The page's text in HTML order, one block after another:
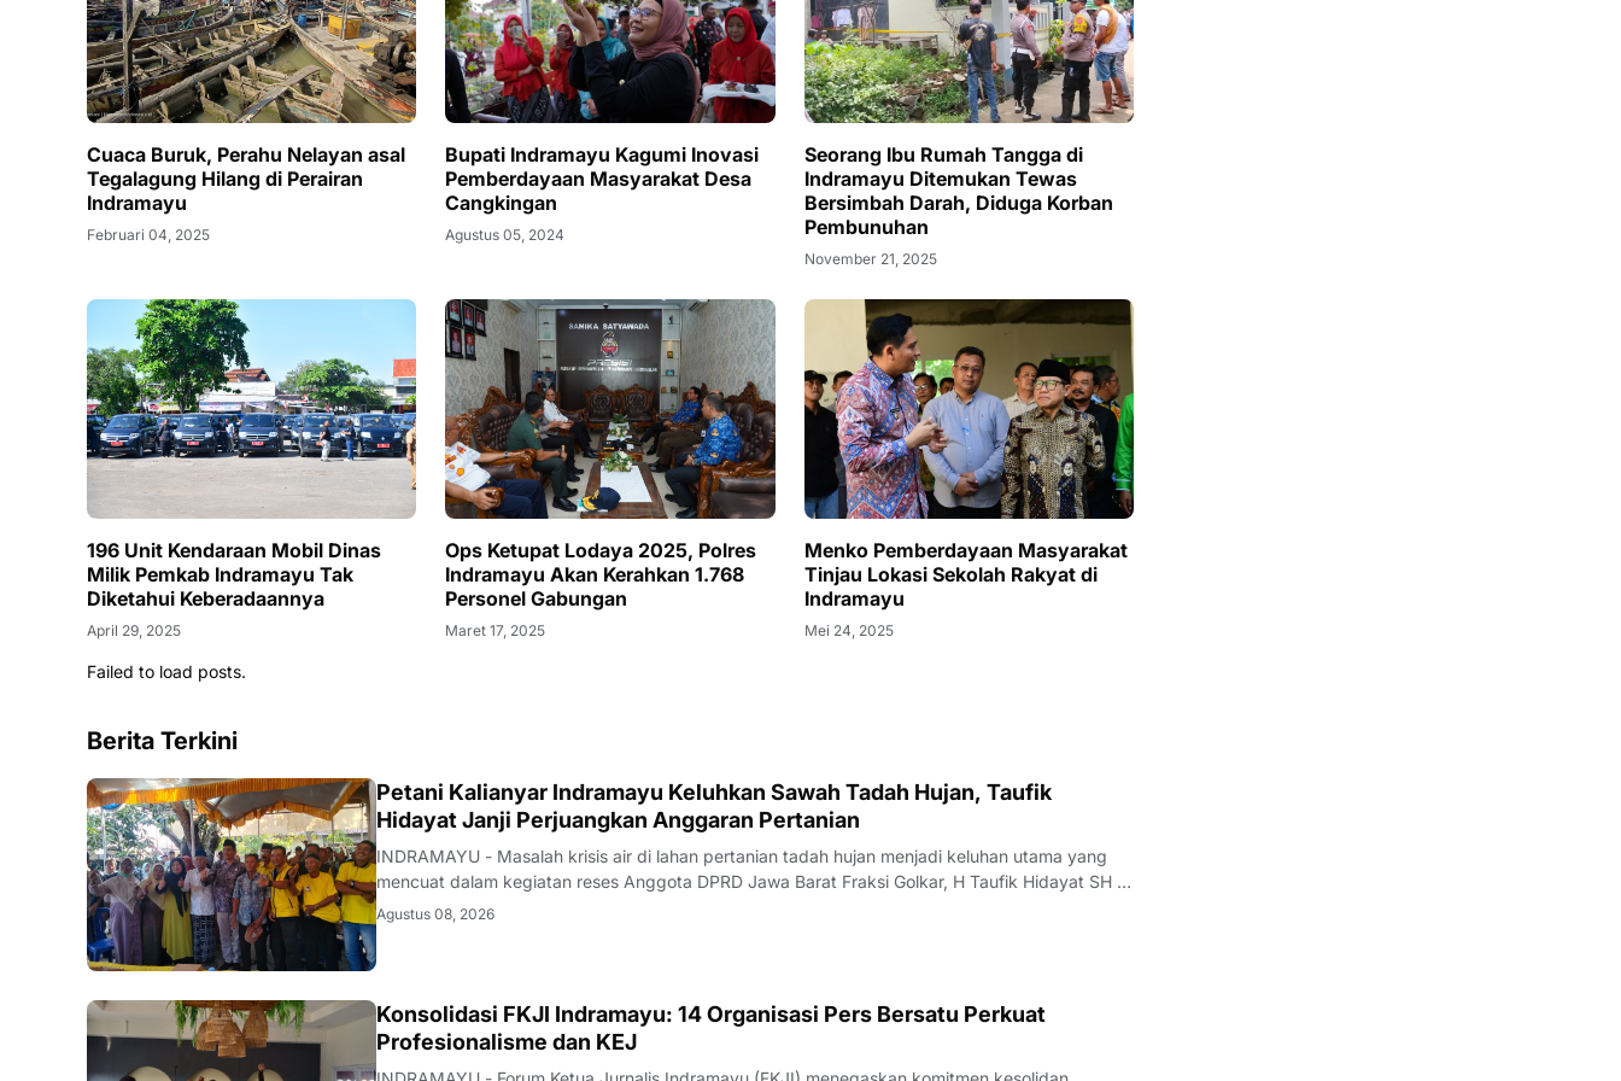
Cuaca Buruk, Perahu Nelayan asal
Tegalagung Hilang di Perairan
Indramayu
Februari 04, 2025
Bupati Indramayu Kagumi Inovasi
Pemberdayaan Masyarakat Desa
Cangkingan
Agustus 05, 2024
Seorang Ibu Rumah Tangga di
Indramayu Ditemukan Tewas
Bersimbah Darah, Diduga Korban
Pembunuhan
November 21, 2025
196 Unit Kendaraan Mobil Dinas
Milik Pemkab Indramayu Tak
Diketahui Keberadaannya
April 29, 2025
Ops Ketupat Lodaya 2025, Polres
Indramayu Akan Kerahkan 1.768
Personel Gabungan
Maret 17, 2025
Menko Pemberdayaan Masyarakat
Tinjau Lokasi Sekolah Rakyat di
Indramayu
Mei 24, 2025
Failed to load posts.
Berita Terkini
Petani Kalianyar Indramayu Keluhkan Sawah Tadah Hujan, Taufik
Hidayat Janji Perjuangkan Anggaran Pertanian
INDRAMAYU - Masalah krisis air di lahan pertanian tadah hujan menjadi keluhan utama yang
mencuat dalam kegiatan reses Anggota DPRD Jawa Barat Fraksi Golkar, H Taufik Hidayat SH di
Desa Krangkeng, Kecamatan Krangkeng, Kabupaten Indramayu, Sabtu (08/08/2026).Kegiatan
Agustus 08, 2026
Konsolidasi FKJI Indramayu: 14 Organisasi Pers Bersatu Perkuat
Profesionalisme dan KEJ